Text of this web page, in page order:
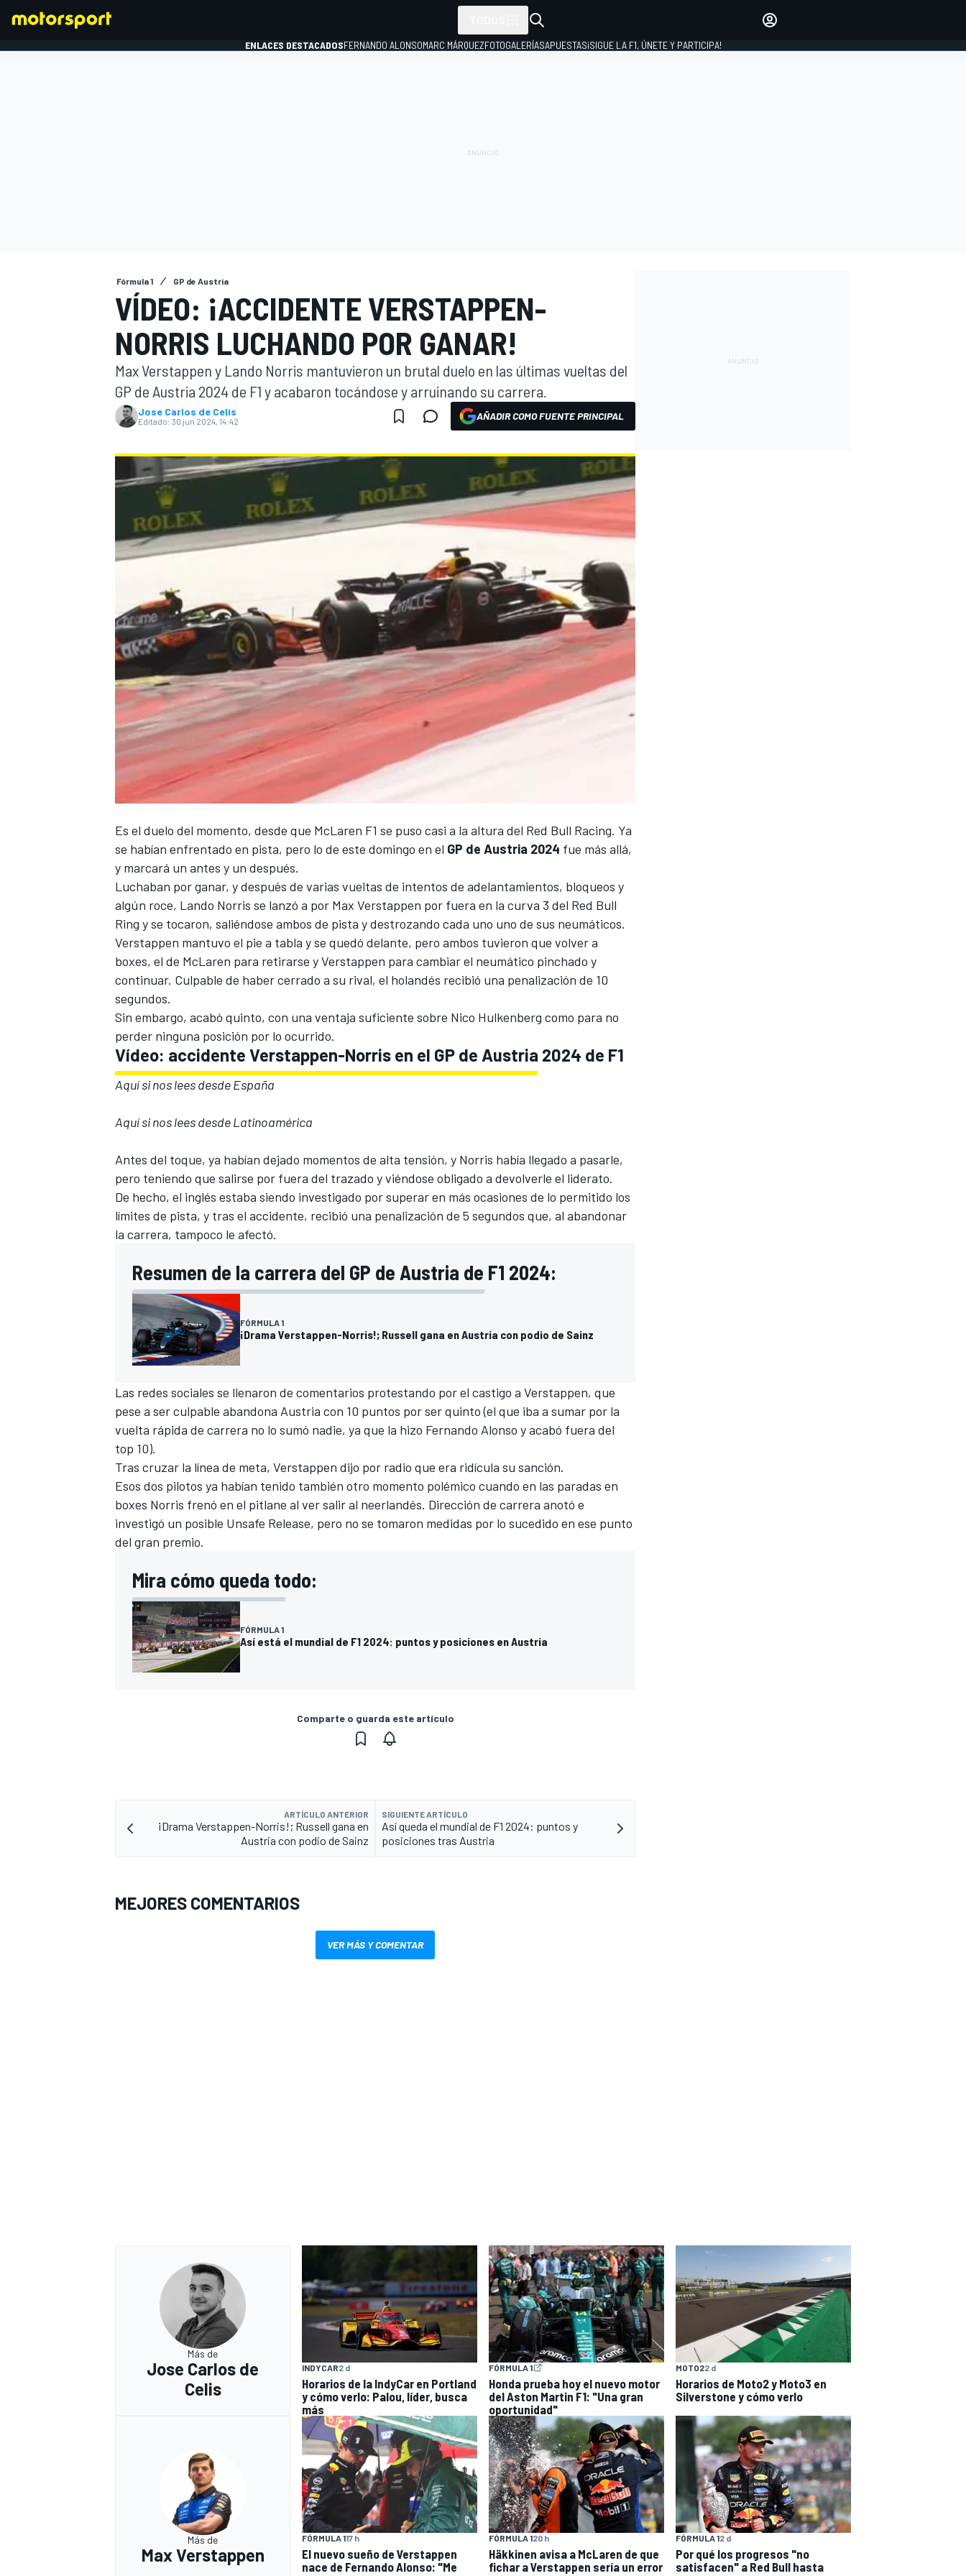
ENLACES DESTACADOSFERNANDO ALONSOMARC MÁRQUEZFOTOGALERÍASAPUESTAS¡SIGUE LA F1, ÚNETE Y PARTICIPA!
Fórmula 1 GP de Austria
VÍDEO: ¡ACCIDENTE VERSTAPPEN-
NORRIS LUCHANDO POR GANAR!
Max Verstappen y Lando Norris mantuvieron un brutal duelo en las últimas vueltas del
GP de Austria 2024 de F1 y acabaron tocándose y arruinando su carrera.
Jose Carlos de Celis
Editado: 30 jun 2024, 14:42 AÑADIR COMO FUENTE PRINCIPAL
Es el duelo del momento, desde que McLaren F1 se puso casi a la altura del Red Bull Racing. Ya
se habían enfrentado en pista, pero lo de este domingo en el GP de Austria 2024 fue más allá,
y marcará un antes y un después.
Luchaban por ganar, y después de varias vueltas de intentos de adelantamientos, bloqueos y
algún roce, Lando Norris se lanzó a por Max Verstappen por fuera en la curva 3 del Red Bull
Ring y se tocaron, saliéndose ambos de pista y destrozando cada uno uno de sus neumáticos.
Verstappen mantuvo el pie a tabla y se quedó delante, pero ambos tuvieron que volver a
boxes, el de McLaren para retirarse y Verstappen para cambiar el neumático pinchado y
continuar. Culpable de haber cerrado a su rival, el holandés recibió una penalización de 10
segundos.
Sin embargo, acabó quinto, con una ventaja suficiente sobre Nico Hulkenberg como para no
perder ninguna posición por lo ocurrido.
Vídeo: accidente Verstappen-Norris en el GP de Austria 2024 de F1
Aquí si nos lees desde España
Aquí si nos lees desde Latinoamérica
Antes del toque, ya habían dejado momentos de alta tensión, y Norris había llegado a pasarle,
pero teniendo que salirse por fuera del trazado y viéndose obligado a devolverle el liderato.
De hecho, el inglés estaba siendo investigado por superar en más ocasiones de lo permitido los
límites de pista, y tras el accidente, recibió una penalización de 5 segundos que, al abandonar
la carrera, tampoco le afectó.
Resumen de la carrera del GP de Austria de F1 2024:
FÓRMULA 1
¡Drama Verstappen-Norris!; Russell gana en Austria con podio de Sainz
Las redes sociales se llenaron de comentarios protestando por el castigo a Verstappen, que
pese a ser culpable abandona Austria con 10 puntos por ser quinto (el que iba a sumar por la
vuelta rápida de carrera no lo sumó nadie, ya que la hizo Fernando Alonso y acabó fuera del
top 10).
Tras cruzar la línea de meta, Verstappen dijo por radio que era ridícula su sanción.
Esos dos pilotos ya habían tenido también otro momento polémico cuando en las paradas en
boxes Norris frenó en el pitlane al ver salir al neerlandés. Dirección de carrera anotó e
investigó un posible Unsafe Release, pero no se tomaron medidas por lo sucedido en ese punto
del gran premio.
Mira cómo queda todo:
FÓRMULA 1
Así está el mundial de F1 2024: puntos y posiciones en Austria
Comparte o guarda este artículo
ARTÍCULO ANTERIOR
¡Drama Verstappen-Norris!; Russell gana en
Austria con podio de Sainz
SIGUIENTE ARTÍCULO
Así queda el mundial de F1 2024: puntos y
posiciones tras Austria
MEJORES COMENTARIOS
VER MÁS Y COMENTAR
Más de
Jose Carlos de
Celis
INDYCAR2 d
Horarios de la IndyCar en Portland
y cómo verlo: Palou, líder, busca
más
FÓRMULA 1
Honda prueba hoy el nuevo motor
del Aston Martin F1: "Una gran
oportunidad"
MOTO22 d
Horarios de Moto2 y Moto3 en
Silverstone y cómo verlo
Más de
Max Verstappen
FÓRMULA 117 h
El nuevo sueño de Verstappen
nace de Fernando Alonso: "Me
FÓRMULA 120 h
Häkkinen avisa a McLaren de que
fichar a Verstappen sería un error
FÓRMULA 12 d
Por qué los progresos "no
satisfacen" a Red Bull hasta